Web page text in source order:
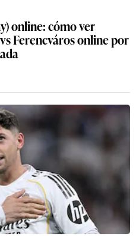
online: cómo ver
Ferencváros online por